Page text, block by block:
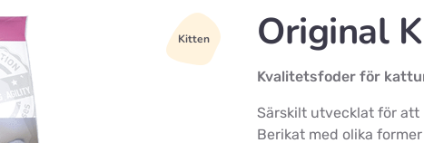
Kitten Original
Kvalitetsfoder för
Särskilt utvecklat för
Berikat med olika